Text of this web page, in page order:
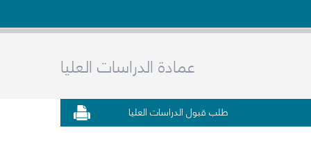
عمادة الدراسات العليا
طلب قبول الدراسات العليا